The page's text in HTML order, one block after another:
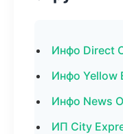
Инфо Direct
Инфо Yellow
Инфо News
ИП City